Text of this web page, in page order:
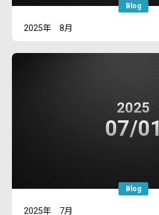
Blog
2025年 8月
2025
07/01
Blog
2025年 7月